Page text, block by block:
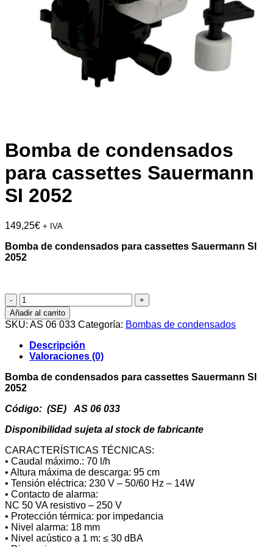
Bomba de condensados
para cassettes Sauermann
SI 2052
149,25€ + IVA
Bomba de condensados para cassettes Sauermann SI
2052
Bomba
de
condensados
para
cassettes
Sauermann
2052
cantidad
Añadir al carrito
SKU: AS 06 033 Categoría: Bombas de condensados
Descripción
Valoraciones (0)
Bomba de condensados para cassettes Sauermann SI
2052
Código: (SE) AS 06 033
Disponibilidad sujeta al stock de fabricante
CARACTERÍSTICAS TÉCNICAS:
• Caudal máximo.: 70 l/h
• Altura máxima de descarga: 95 cm
• Tensión eléctrica: 230 V – 50/60 Hz – 14W
• Contacto de alarma:
NC 50 VA resistivo – 250 V
• Protección térmica: por impedancia
• Nivel alarma: 18 mm
• Nivel acústico a 1 m: ≤ 30 dBA